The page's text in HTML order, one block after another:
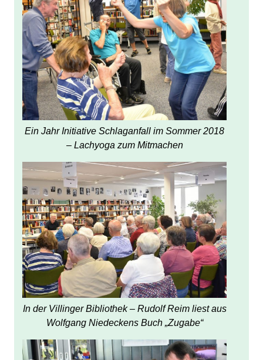
Ein Jahr Initiative Schlaganfall im Sommer 2018
– Lachyoga zum Mitmachen
In der Villinger Bibliothek – Rudolf Reim liest aus
Wolfgang Niedeckens Buch „Zugabe“